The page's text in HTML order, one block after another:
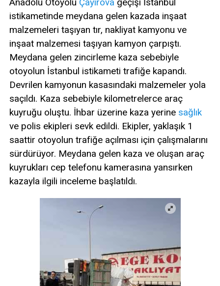
istikametinde meydana gelen kazada inşaat
malzemeleri taşıyan tır, nakliyat kamyonu ve
inşaat malzemesi taşıyan kamyon çarpıştı.
Meydana gelen zincirleme kaza sebebiyle
otoyolun İstanbul istikameti trafiğe kapandı.
Devrilen kamyonun kasasındaki malzemeler yola
saçıldı. Kaza sebebiyle kilometrelerce araç
kuyruğu oluştu. İhbar üzerine kaza yerine sağlık
ve polis ekipleri sevk edildi. Ekipler, yaklaşık 1
saattir otoyolun trafiğe açılması için çalışmalarını
sürdürüyor. Meydana gelen kaza ve oluşan araç
kuyrukları cep telefonu kamerasına yansırken
kazayla ilgili inceleme başlatıldı.